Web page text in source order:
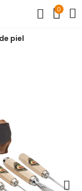
0
piel